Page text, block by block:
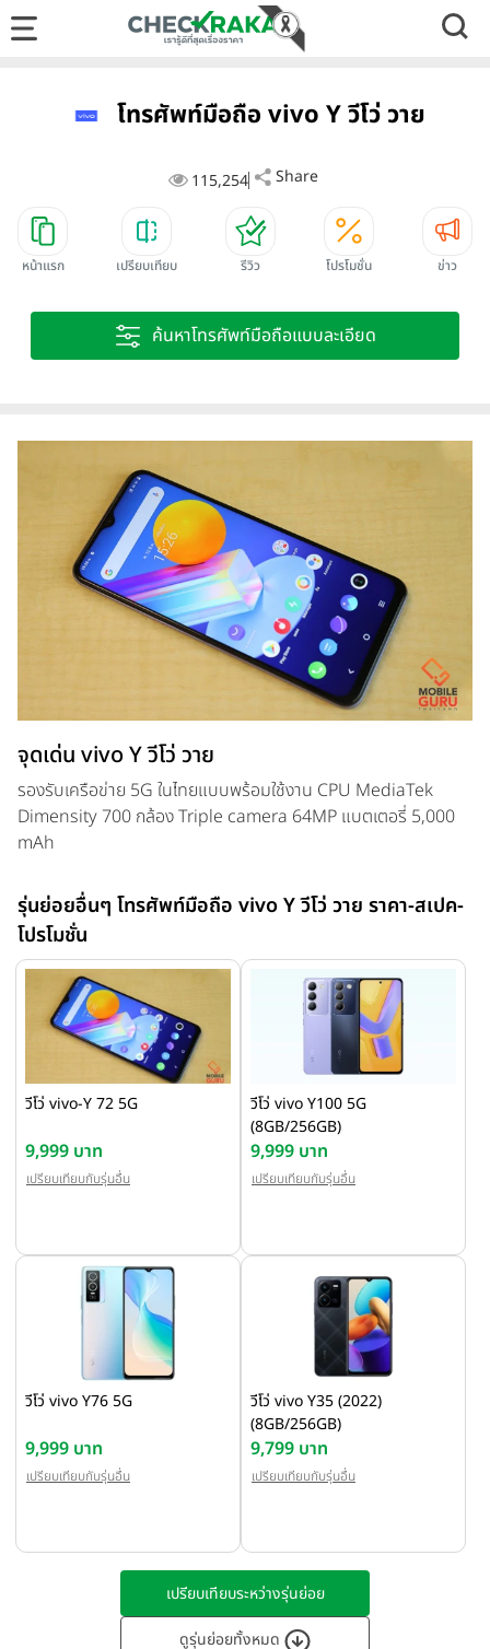
โทรศัพท์มือถือ vivo Y วีโว่ วาย
115,254 Share
หน้าแรก เปรียบเทียบ รีวิว โปรโมชั่น ข่าว
ค้นหาโทรศัพท์มือถือแบบละเอียด
จุดเด่น vivo Y วีโว่ วาย
รองรับเครือข่าย 5G ในไทยแบบพร้อมใช้งาน CPU MediaTek
Dimensity 700 กล้อง Triple camera 64MP แบตเตอรี่ 5,000
mAh
รุ่นย่อยอื่นๆ โทรศัพท์มือถือ vivo Y วีโว่ วาย ราคา-สเปค-
โปรโมชั่น
วีโว่ vivo-Y 72 5G
9,999 บาท
เปรียบเทียบกับรุ่นอื่น
วีโว่ vivo Y100 5G
(8GB/256GB)
9,999 บาท
เปรียบเทียบกับรุ่นอื่น
วีโว่ vivo Y76 5G
9,999 บาท
เปรียบเทียบกับรุ่นอื่น
วีโว่ vivo Y35 (2022)
(8GB/256GB)
9,799 บาท
เปรียบเทียบกับรุ่นอื่น
เปรียบเทียบระหว่างรุ่นย่อย
ดูรุ่นย่อยทั้งหมด